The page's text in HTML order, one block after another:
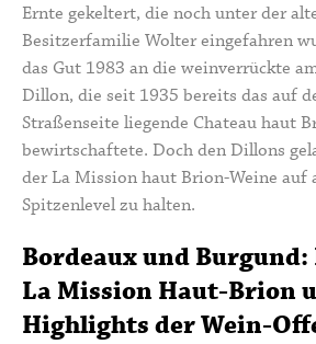
Ernte gekeltert, die noch unter der
Besitzerfamilie Wolter eingefahren
das Gut 1983 an die weinverrückte
Dillon, die seit 1935 bereits das auf
Straßenseite liegende Chateau haut
bewirtschaftete. Doch den Dillons
der La Mission haut Brion-Weine auf
Spitzenlevel zu halten.
Bordeaux und Burgund:
La Mission Haut-Brion
Highlights der Wein-